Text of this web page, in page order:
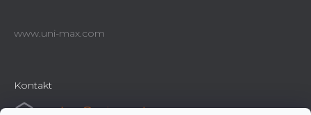
www.uni-max.com
Kontakt
e-shop@uni-max.de